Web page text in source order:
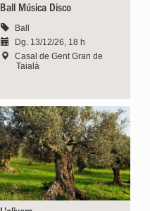
Ball Música Disco
Ball
Dg. 13/12/26, 18 h
Casal de Gent Gran de
Taialà